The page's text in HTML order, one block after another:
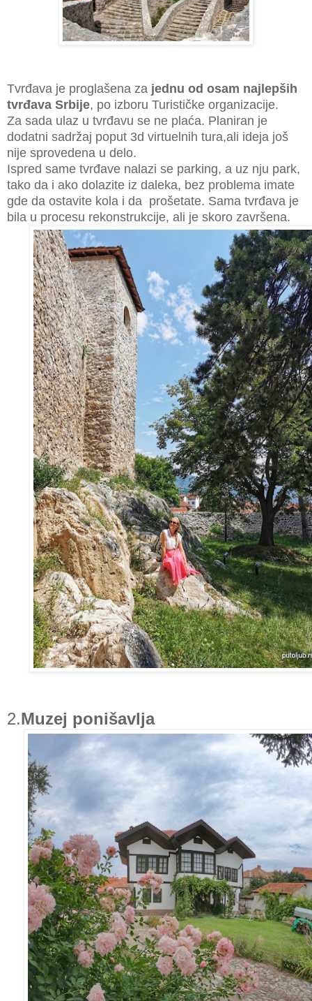
Tvrđava je proglašena za jednu od osam najlepših
tvrđava Srbije, po izboru Turističke organizacije.
Za sada ulaz u tvrđavu se ne plaća. Planiran je
dodatni sadržaj poput 3d virtuelnih tura,ali ideja još
nije sprovedena u delo.
Ispred same tvrđave nalazi se parking, a uz nju park,
tako da i ako dolazite iz daleka, bez problema imate
gde da ostavite kola i da prošetate. Sama tvrđava je
bila u procesu rekonstrukcije, ali je skoro završena.
2.Muzej ponišavlja